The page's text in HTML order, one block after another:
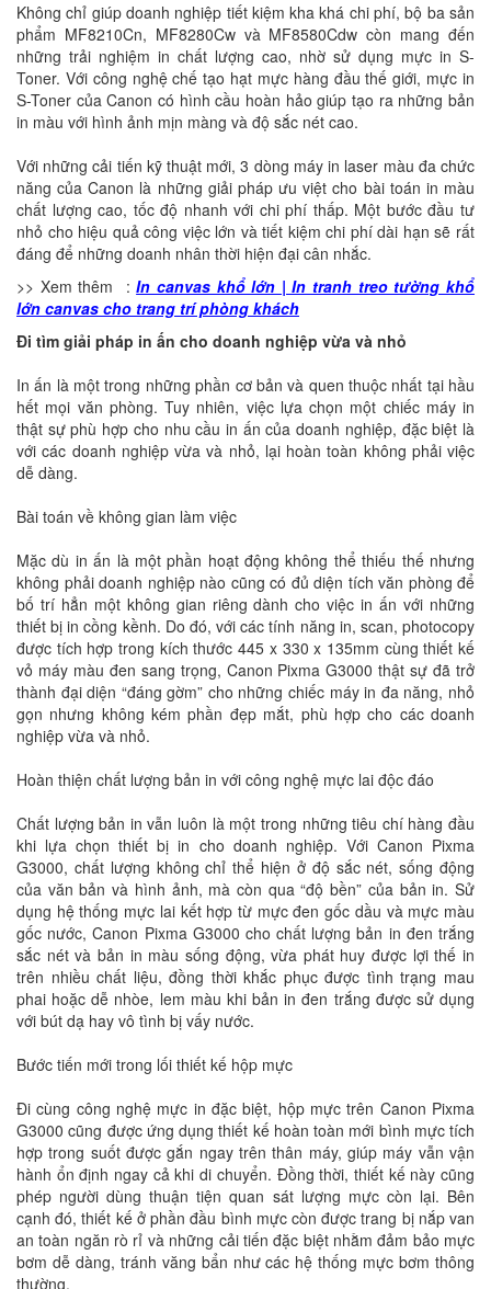
Không chỉ giúp doanh nghiệp tiết kiệm kha khá chi phí, bộ ba sản
phẩm MF8210Cn, MF8280Cw và MF8580Cdw còn mang đến
những trải nghiệm in chất lượng cao, nhờ sử dụng mực in S-
Toner. Với công nghệ chế tạo hạt mực hàng đầu thế giới, mực in
S-Toner của Canon có hình cầu hoàn hảo giúp tạo ra những bản
in màu với hình ảnh mịn màng và độ sắc nét cao.
Với những cải tiến kỹ thuật mới, 3 dòng máy in laser màu đa chức
năng của Canon là những giải pháp ưu việt cho bài toán in màu
chất lượng cao, tốc độ nhanh với chi phí thấp. Một bước đầu tư
nhỏ cho hiệu quả công việc lớn và tiết kiệm chi phí dài hạn sẽ rất
đáng để những doanh nhân thời hiện đại cân nhắc.
>> Xem thêm :In canvas khổ lớn | In tranh treo tường khổ
lớn canvas cho trang trí phòng khách
Đi tìm giải pháp in ấn cho doanh nghiệp vừa và nhỏ
In ấn là một trong những phần cơ bản và quen thuộc nhất tại hầu
hết mọi văn phòng. Tuy nhiên, việc lựa chọn một chiếc máy in
thật sự phù hợp cho nhu cầu in ấn của doanh nghiệp, đặc biệt là
với các doanh nghiệp vừa và nhỏ, lại hoàn toàn không phải việc
dễ dàng.
Bài toán về không gian làm việc
Mặc dù in ấn là một phần hoạt động không thể thiếu thế nhưng
không phải doanh nghiệp nào cũng có đủ diện tích văn phòng để
bố trí hẳn một không gian riêng dành cho việc in ấn với những
thiết bị in cồng kềnh. Do đó, với các tính năng in, scan, photocopy
được tích hợp trong kích thước 445 x 330 x 135mm cùng thiết kế
vỏ máy màu đen sang trọng, Canon Pixma G3000 thật sự đã trở
thành đại diện “đáng gờm” cho những chiếc máy in đa năng, nhỏ
gọn nhưng không kém phần đẹp mắt, phù hợp cho các doanh
nghiệp vừa và nhỏ.
Hoàn thiện chất lượng bản in với công nghệ mực lai độc đáo
Chất lượng bản in vẫn luôn là một trong những tiêu chí hàng đầu
khi lựa chọn thiết bị in cho doanh nghiệp. Với Canon Pixma
G3000, chất lượng không chỉ thể hiện ở độ sắc nét, sống động
của văn bản và hình ảnh, mà còn qua “độ bền” của bản in. Sử
dụng hệ thống mực lai kết hợp từ mực đen gốc dầu và mực màu
gốc nước, Canon Pixma G3000 cho chất lượng bản in đen trắng
sắc nét và bản in màu sống động, vừa phát huy được lợi thế in
trên nhiều chất liệu, đồng thời khắc phục được tình trạng mau
phai hoặc dễ nhòe, lem màu khi bản in đen trắng được sử dụng
với bút dạ hay vô tình bị vấy nước.
Bước tiến mới trong lối thiết kế hộp mực
Đi cùng công nghệ mực in đặc biệt, hộp mực trên Canon Pixma
G3000 cũng được ứng dụng thiết kế hoàn toàn mới bình mực tích
hợp trong suốt được gắn ngay trên thân máy, giúp máy vẫn vận
hành ổn định ngay cả khi di chuyển. Đồng thời, thiết kế này cũng
phép người dùng thuận tiện quan sát lượng mực còn lại. Bên
cạnh đó, thiết kế ở phần đầu bình mực còn được trang bị nắp van
an toàn ngăn rò rỉ và những cải tiến đặc biệt nhằm đảm bảo mực
bơm dễ dàng, tránh văng bẩn như các hệ thống mực bơm thông
thường.